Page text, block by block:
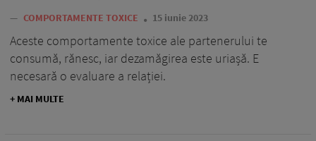
— COMPORTAMENTE TOXICE 15 iunie 2023
Aceste comportamente toxice ale partenerului te
consumă, rănesc, iar dezamăgirea este uriașă. E
necesară o evaluare a relației.
+ MAI MULTE